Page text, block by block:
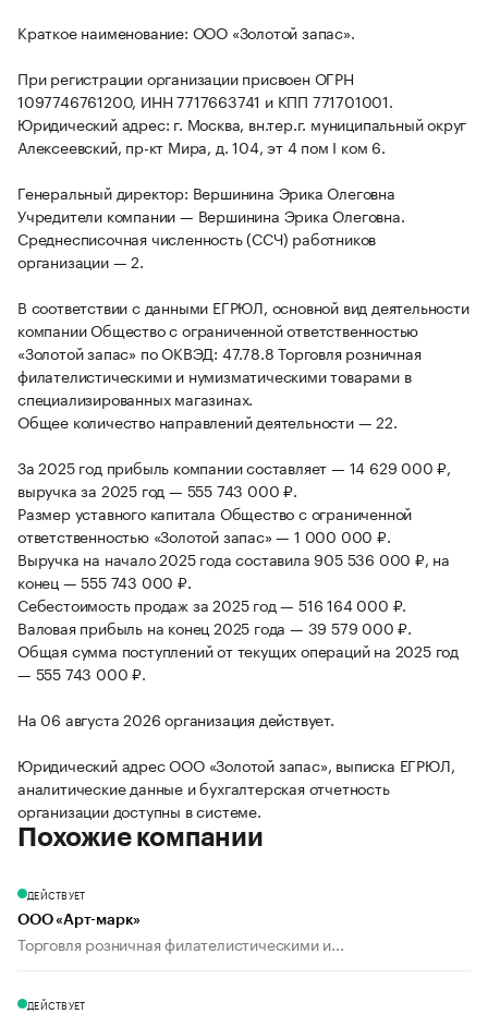
Краткое наименование: ООО «Золотой запас».
При регистрации организации присвоен ОГРН
1097746761200, ИНН 7717663741 и КПП 771701001.
Юридический адрес: г. Москва, вн.тер.г. муниципальный округ
Алексеевский, пр-кт Мира, д. 104, эт 4 пом I ком 6.
Генеральный директор: Вершинина Эрика Олеговна
Учредители компании — Вершинина Эрика Олеговна.
Среднесписочная численность (ССЧ) работников
организации — 2.
В соответствии с данными ЕГРЮЛ, основной вид деятельности
компании Общество с ограниченной ответственностью
«Золотой запас» по ОКВЭД: 47.78.8 Торговля розничная
филателистическими и нумизматическими товарами в
специализированных магазинах.
Общее количество направлений деятельности — 22.
За 2025 год прибыль компании составляет — 14 629 000 ₽,
выручка за 2025 год — 555 743 000 ₽.
Размер уставного капитала Общество с ограниченной
ответственностью «Золотой запас» — 1 000 000 ₽.
Выручка на начало 2025 года составила 905 536 000 ₽, на
конец — 555 743 000 ₽.
Себестоимость продаж за 2025 год — 516 164 000 ₽.
Валовая прибыль на конец 2025 года — 39 579 000 ₽.
Общая сумма поступлений от текущих операций на 2025 год
— 555 743 000 ₽.
На 06 августа 2026 организация действует.
Юридический адрес ООО «Золотой запас», выписка ЕГРЮЛ,
аналитические данные и бухгалтерская отчетность
организации доступны в системе.
Похожие компании
ДЕЙСТВУЕТ
ООО «Арт-марк»
Торговля розничная филателистическими и...
ДЕЙСТВУЕТ